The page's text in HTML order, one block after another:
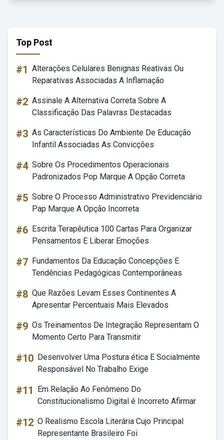
Top Post
#1 Alterações Celulares Benignas Reativas Ou
Reparativas Associadas A Inflamação
#2 Assinale A Alternativa Correta Sobre A
Classificação Das Palavras Destacadas
#3 As Características Do Ambiente De Educação
Infantil Associadas As Convicções
#4 Sobre Os Procedimentos Operacionais
Padronizados Pop Marque A Opção Correta
#5 Sobre O Processo Administrativo Previdenciário
Pap Marque A Opção Incorreta
#6 Escrita Terapêutica 100 Cartas Para Organizar
Pensamentos E Liberar Emoções
#7 Fundamentos Da Educação Concepções E
Tendências Pedagógicas Contemporâneas
#8 Que Razões Levam Esses Continentes A
Apresentar Percentuais Mais Elevados
#9 Os Treinamentos De Integração Representam O
Momento Certo Para Transmitir
#10 Desenvolver Uma Postura ética E Socialmente
Responsável No Trabalho Exige
#11
Em Relação Ao Fenômeno Do
Constitucionalismo Digital é Incorreto Afirmar
#12 O Realismo Escola Literária Cujo Principal
Representante Brasileiro Foi